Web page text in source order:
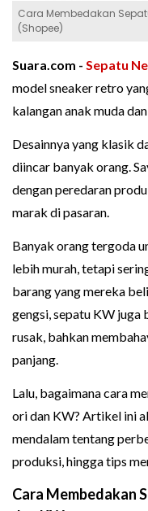
Cara Membedakan
(Shopee)
Suara.com - Sepatu
model sneaker retro
kalangan anak muda
Desainnya yang klasik
diincar banyak orang.
dengan peredaran
marak di pasaran.
Banyak orang tergoda
lebih murah, tetapi
barang yang mereka
gengsi, sepatu KW juga
rusak, bahkan
panjang.
Lalu, bagaimana cara
ori dan KW? Artikel ini
mendalam tentang
produksi, hingga tips
Cara Membedakan